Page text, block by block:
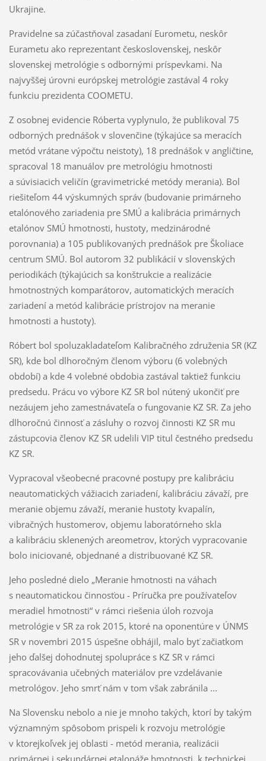
Ukrajine.
Pravidelne sa zúčastňoval zasadaní Eurometu, neskôr
Eurametu ako reprezentant československej, neskôr
slovenskej metrológie s odbornými príspevkami. Na
najvyššej úrovni európskej metrológie zastával 4 roky
funkciu prezidenta COOMETU.
Z osobnej evidencie Róberta vyplynulo, že publikoval 75
odborných prednášok v slovenčine (týkajúce sa meracích
metód vrátane výpočtu neistoty), 18 prednášok v angličtine,
spracoval 18 manuálov pre metrológiu hmotnosti
a súvisiacich veličín (gravimetrické metódy merania). Bol
riešiteľom 44 výskumných správ (budovanie primárneho
etalónového zariadenia pre SMÚ a kalibrácia primárnych
etalónov SMÚ hmotnosti, hustoty, medzinárodné
porovnania) a 105 publikovaných prednášok pre Školiace
centrum SMÚ. Bol autorom 32 publikácií v slovenských
periodikách (týkajúcich sa konštrukcie a realizácie
hmotnostných komparátorov, automatických meracích
zariadení a metód kalibrácie prístrojov na meranie
hmotnosti a hustoty).
Róbert bol spoluzakladateľom Kalibračného združenia SR (KZ
SR), kde bol dlhoročným členom výboru (6 volebných
období) a kde 4 volebné obdobia zastával taktiež funkciu
predsedu. Prácu vo výbore KZ SR bol nútený ukončiť pre
nezáujem jeho zamestnávateľa o fungovanie KZ SR. Za jeho
dlhoročnú činnosť a zásluhy o rozvoj činnosti KZ SR mu
zástupcovia členov KZ SR udelili VIP titul čestného predsedu
KZ SR.
Vypracoval všeobecné pracovné postupy pre kalibráciu
neautomatických vážiacich zariadení, kalibráciu závaží, pre
meranie objemu závaží, meranie hustoty kvapalín,
vibračných hustomerov, objemu laboratórneho skla
a kalibráciu sklenených areometrov, ktorých vypracovanie
bolo iniciované, objednané a distribuované KZ SR.
Jeho posledné dielo „Meranie hmotnosti na váhach
s neautomatickou činnosťou - Príručka pre používateľov
meradiel hmotnosti“ v rámci riešenia úloh rozvoja
metrológie v SR za rok 2015, ktoré na oponentúre v ÚNMS
SR v novembri 2015 úspešne obhájil, malo byť začiatkom
jeho ďalšej dohodnutej spolupráce s KZ SR v rámci
spracovávania učebných materiálov pre vzdelávanie
metrológov. Jeho smrť nám v tom však zabránila ...
Na Slovensku nebolo a nie je mnoho takých, ktorí by takým
významným spôsobom prispeli k rozvoju metrológie
v ktorejkoľvek jej oblasti - metód merania, realizácii
primárnej i sekundárnej etalonáže hmotnosti, k technickej